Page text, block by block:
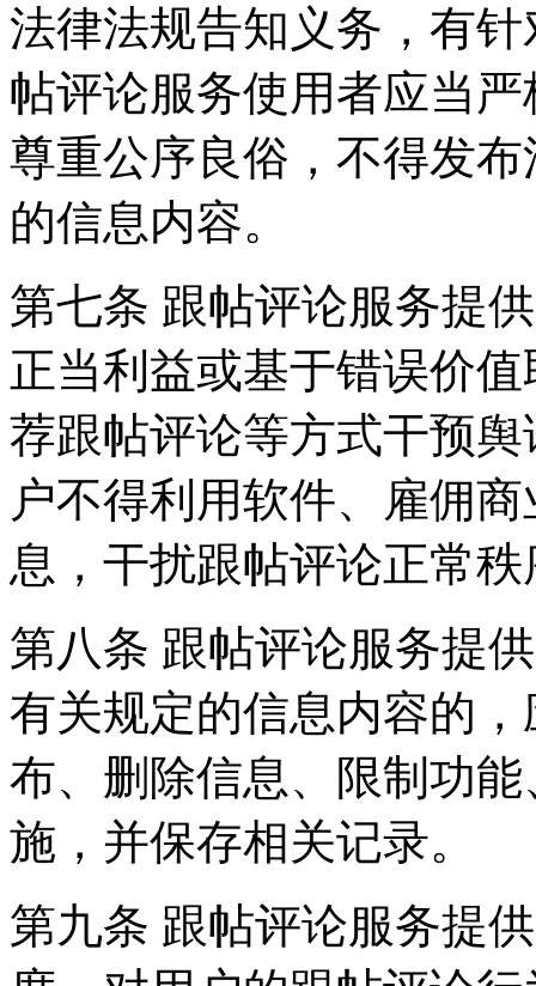
法律法规告知义务，有
帖评论服务使用者应当
尊重公序良俗，不得发
的信息内容。
第七条 跟帖评论服务提
正当利益或基于错误价
荐跟帖评论等方式干预
户不得利用软件、雇佣
息，干扰跟帖评论正常
第八条 跟帖评论服务提
有关规定的信息内容的
布、删除信息、限制功
施，并保存相关记录。
第九条 跟帖评论服务提